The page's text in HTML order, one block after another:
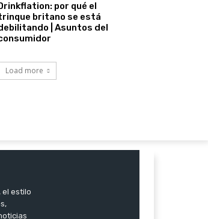
Drinkflation: por qué el
britano se está
| Asuntos del
Load more
el estilo